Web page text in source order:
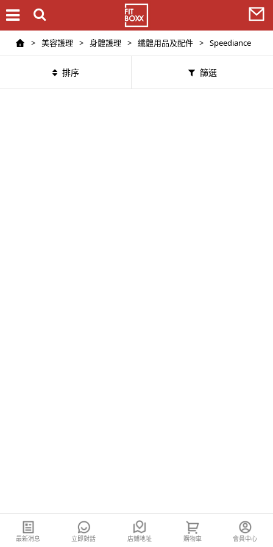
> 美容護理 > 身體護理 > 纖體用品及配件 > Speediance
排序 篩選
最新消息 立即對話 店鋪地址 購物車 會員中心